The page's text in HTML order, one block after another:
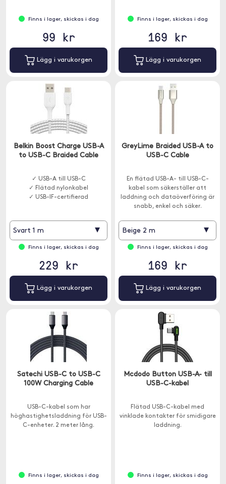
Finns i lager, skickas i dag
99 kr
Lägg i varukorgen
Finns i lager, skickas i dag
169 kr
Lägg i varukorgen
Belkin Boost Charge USB-A
to USB-C Braided Cable
✓ USB-A till USB-C
✓ Flätad nylonkabel
✓ USB-IF-certifierad
Svart 1 m ▾
Finns i lager, skickas i dag
229 kr
Lägg i varukorgen
GreyLime Braided USB-A to
USB-C Cable
En flätad USB-A- till USB-C-
kabel som säkerställer att
laddning och dataöverföring är
snabb, enkel och säker.
Beige 2 m ▾
Finns i lager, skickas i dag
169 kr
Lägg i varukorgen
Satechi USB-C to USB-C
100W Charging Cable
USB-C-kabel som har
höghastighetsladdning för USB-
C-enheter. 2 meter lång.
Finns i lager, skickas i dag
Mcdodo Button USB-A- till
USB-C-kabel
Flätad USB-C-kabel med
vinklade kontakter för smidigare
laddning.
Finns i lager, skickas i dag